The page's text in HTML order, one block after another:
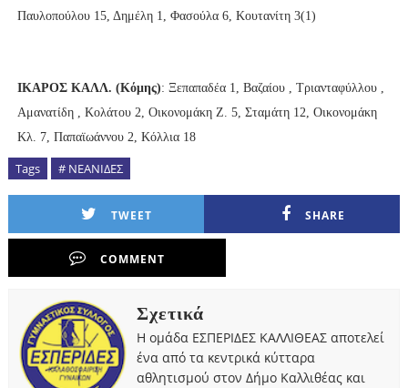
Παυλοπούλου 15, Δημέλη 1, Φασούλα 6, Κουτανίτη 3(1)
ΙΚΑΡΟΣ ΚΑΛΛ. (Κόμης): Ξεπαπαδέα 1, Βαζαίου , Τριανταφύλλου ,
Αμανατίδη , Κολάτου 2, Οικονομάκη Ζ. 5, Σταμάτη 12, Οικονομάκη
Κλ. 7, Παπαϊωάννου 2, Κόλλια 18
Tags # ΝΕΑΝΙΔΕΣ
TWEET SHARE
COMMENT
Σχετικά
Η ομάδα ΕΣΠΕΡΙΔΕΣ ΚΑΛΛΙΘΕΑΣ αποτελεί
ένα από τα κεντρικά κύτταρα
αθλητισμού στον Δήμο Καλλιθέας και